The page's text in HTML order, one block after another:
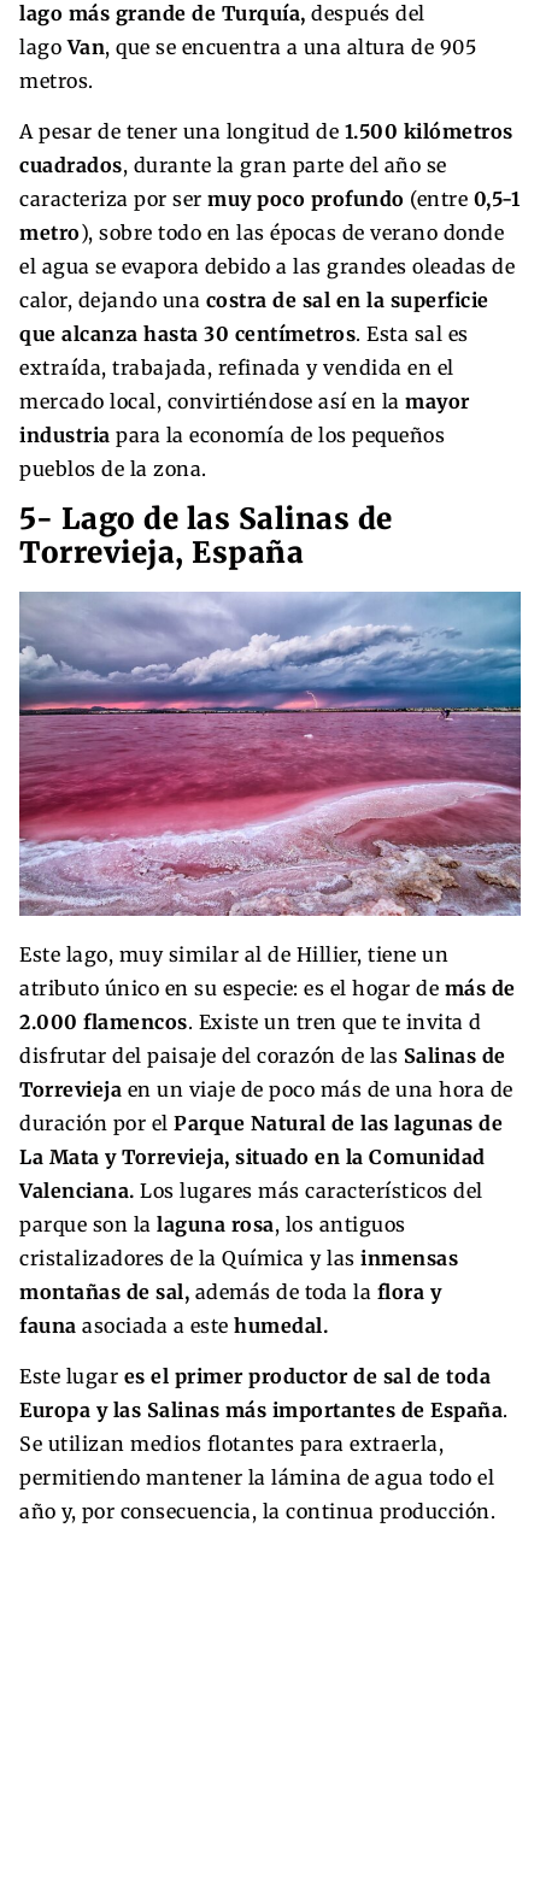
lago más grande de Turquía, después del
lagoVan, que se encuentra a una altura de 905
metros.
A pesar de tener una longitud de 1.500 kilómetros
cuadrados, durante la gran parte del año se
caracteriza por ser muy poco profundo (entre 0,5-1
metro), sobre todo en las épocas de verano donde
el agua se evapora debido a las grandes oleadas de
calor, dejando una costra de sal en la superficie
que alcanza hasta 30 centímetros. Esta sal es
extraída, trabajada, refinada y vendida en el
mercado local, convirtiéndose así en la mayor
industria para la economía de los pequeños
pueblos de la zona.
5- Lago de las Salinas de
Torrevieja, España
Este lago, muy similar al de Hillier, tiene un
atributo único en su especie: es el hogar de más de
2.000 flamencos. Existe un tren que te invita d
disfrutar del paisaje del corazón de las Salinas de
Torrevieja en un viaje de poco más de una hora de
duración por el Parque Natural de las lagunas de
La Mata y Torrevieja, situado en la Comunidad
Valenciana. Los lugares más característicos del
parque son la laguna rosa, los antiguos
cristalizadores de la Química y las inmensas
montañas de sal, además de toda la flora y
fauna asociada a este humedal.
Este lugar es el primer productor de sal de toda
Europa y las Salinas más importantes de España.
Se utilizan medios flotantes para extraerla,
permitiendo mantener la lámina de agua todo el
año y, por consecuencia, la continua producción.